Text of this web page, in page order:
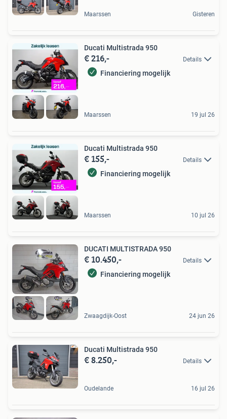
Maarssen Gisteren
Ducati Multistrada 950
€ 216,- Details
Financiering mogelijk
Maarssen 19 jul 26
Ducati Multistrada 950
€ 155,- Details
Financiering mogelijk
Maarssen 10 jul 26
DUCATI MULTISTRADA 950
€ 10.450,- Details
Financiering mogelijk
Zwaagdijk-Oost 24 jun 26
Ducati Multistrada 950
€ 8.250,- Details
Oudelande 16 jul 26